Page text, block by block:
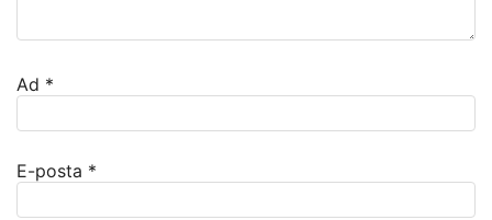
Ad *
E-posta *